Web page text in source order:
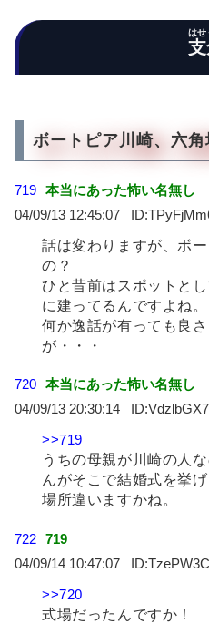
はせ
ボートピア川崎、六角
719 本当にあった怖い名無し
04/09/13 12:45:07
話は変わりますが、ボ
の？
ひと昔前はスポットと
に建ってるんですよね。
何か逸話が有っても良
が・・・
720 本当にあった怖い名無し
04/09/13 20:30:14
VdzlbGX7
>>719
うちの母親が川崎の人
んがそこで結婚式を挙げ
場所違いますかね。
722 719
04/09/14 10:47:07
>>720
式場だったんですか！